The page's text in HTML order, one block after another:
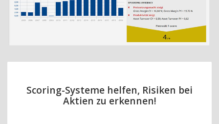
Scoring-Systeme helfen, Risiken bei
Aktien zu erkennen!